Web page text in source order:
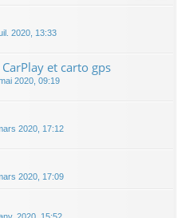
2020, 13:33
et carto gps
2020, 09:19
2020, 17:12
2020, 17:09